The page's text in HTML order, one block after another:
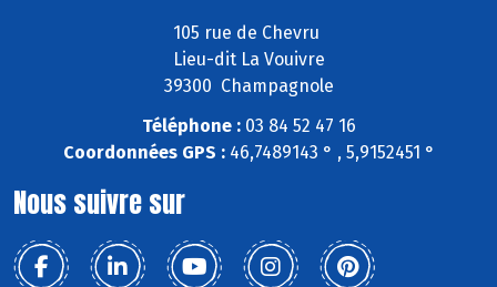
105 rue de Chevru
Lieu-dit La Vouivre
39300 Champagnole
Téléphone :03 84 52 47 16
Coordonnées GPS :46,7489143 ° , 5,9152451 °
Nous suivre sur